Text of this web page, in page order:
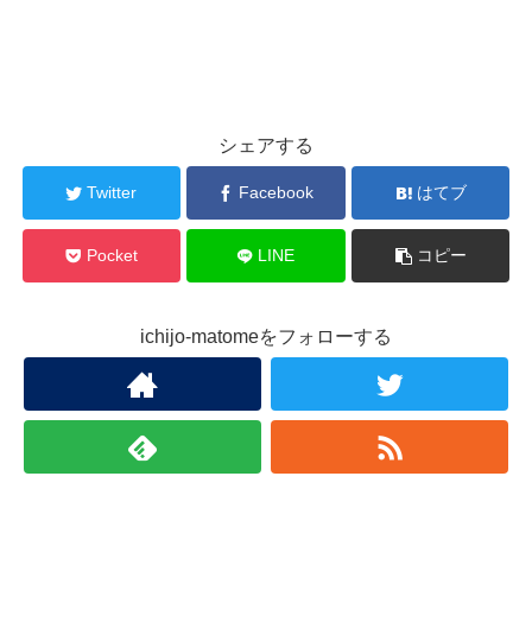
シェアする
Twitter Facebook はてブ
Pocket LINE コピー
ichijo-matomeをフォローする